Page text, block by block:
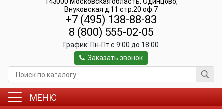
Внуковская д.11 стр.20 оф.7
+7 (495) 138-88-83
8 (800) 555-02-05
График: Пн-Пт c 9:00 до 18:00
Заказать звонок
МЕНЮ